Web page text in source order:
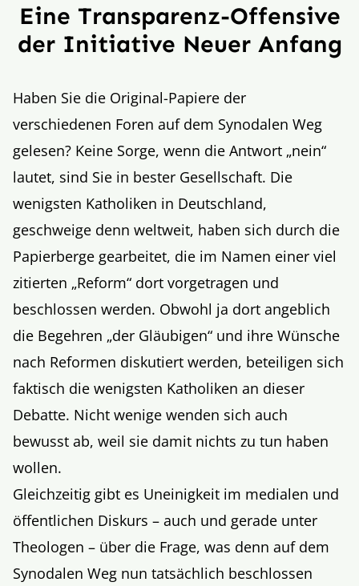
Eine Transparenz-Offensive
der Initiative Neuer Anfang
Haben Sie die Original-Papiere der
verschiedenen Foren auf dem Synodalen Weg
gelesen? Keine Sorge, wenn die Antwort „nein“
lautet, sind Sie in bester Gesellschaft. Die
wenigsten Katholiken in Deutschland,
geschweige denn weltweit, haben sich durch die
Papierberge gearbeitet, die im Namen einer viel
zitierten „Reform“ dort vorgetragen und
beschlossen werden. Obwohl ja dort angeblich
die Begehren „der Gläubigen“ und ihre Wünsche
nach Reformen diskutiert werden, beteiligen sich
faktisch die wenigsten Katholiken an dieser
Debatte. Nicht wenige wenden sich auch
bewusst ab, weil sie damit nichts zu tun haben
wollen.
Gleichzeitig gibt es Uneinigkeit im medialen und
öffentlichen Diskurs – auch und gerade unter
Theologen – über die Frage, was denn auf dem
Synodalen Weg nun tatsächlich beschlossen